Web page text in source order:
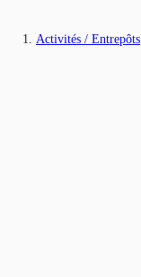
Activités / Entrepôts